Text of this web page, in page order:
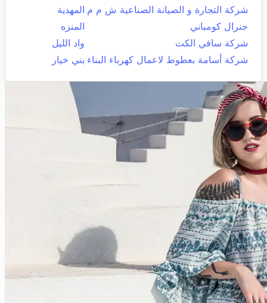
شركة التجارة و الصيانة الصناعية ش م م المهدية
جنرال كومباني
المنزه
شركة سافي الكت
واد الليل
شركة أسامة بعطوط لاعمال كهرباء البناء بني خيار